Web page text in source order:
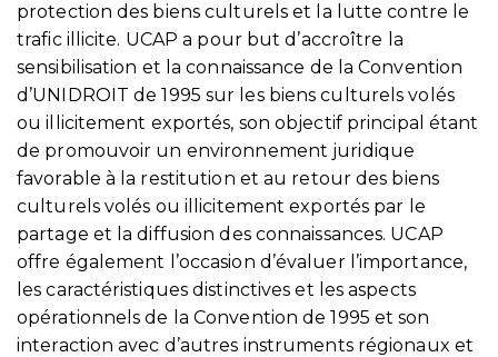
protection des biens culturels et la lutte contre le
trafic illicite. UCAP a pour but d’accroître la
sensibilisation et la connaissance de la Convention
d’UNIDROIT de 1995 sur les biens culturels volés
ou illicitement exportés, son objectif principal étant
de promouvoir un environnement juridique
favorable à la restitution et au retour des biens
culturels volés ou illicitement exportés par le
partage et la diffusion des connaissances. UCAP
offre également l’occasion d’évaluer l’importance,
les caractéristiques distinctives et les aspects
opérationnels de la Convention de 1995 et son
interaction avec d’autres instruments régionaux et